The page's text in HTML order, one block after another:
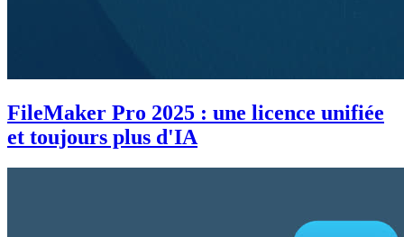
FileMaker Pro 2025 : une licence unifiée
et toujours plus d'IA